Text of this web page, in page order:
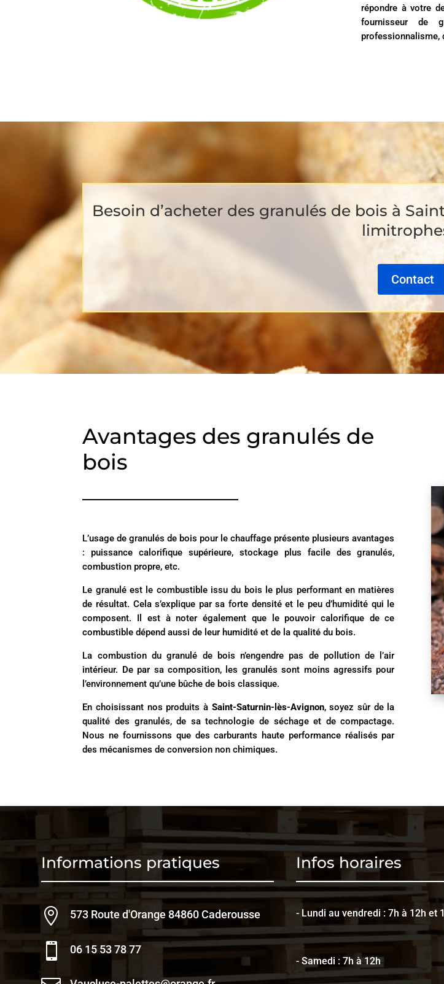
répondre à votre
fournisseur
professionnalisme,
Besoin d’acheter des granulés de bois à
Contact
Avantages des granulés de
bois
L’usage de granulés de bois pour le chauffage présente plusieurs avantages
: puissance calorifique supérieure, stockage plus facile des granulés,
combustion propre, etc.
Le granulé est le combustible issu du bois le plus performant en matières
de résultat. Cela s’explique par sa forte densité et le peu d’humidité qui le
composent. Il est à noter également que le pouvoir calorifique de ce
combustible dépend aussi de leur humidité et de la qualité du bois.
La combustion du granulé de bois n’engendre pas de pollution de l’air
intérieur. De par sa composition, les granulés sont moins agressifs pour
l’environnement qu’une bûche de bois classique.
En choisissant nos produits à Saint-Saturnin-lès-Avignon, soyez sûr de la
qualité des granulés, de sa technologie de séchage et de compactage.
Nous ne fournissons que des carburants haute performance réalisés par
des mécanismes de conversion non chimiques.
Informations pratiques
 573 Route d'Orange 84860 Caderousse
 06 15 53 78 77
Infos horaires
- Lundi au vendredi : 7h à 12h et
- Samedi : 7h à 12h